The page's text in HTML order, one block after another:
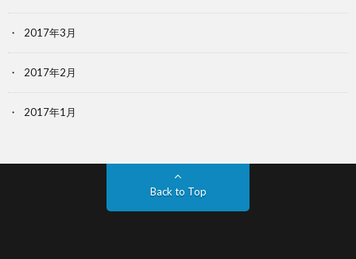
2017年3月
2017年2月
2017年1月
Back to Top